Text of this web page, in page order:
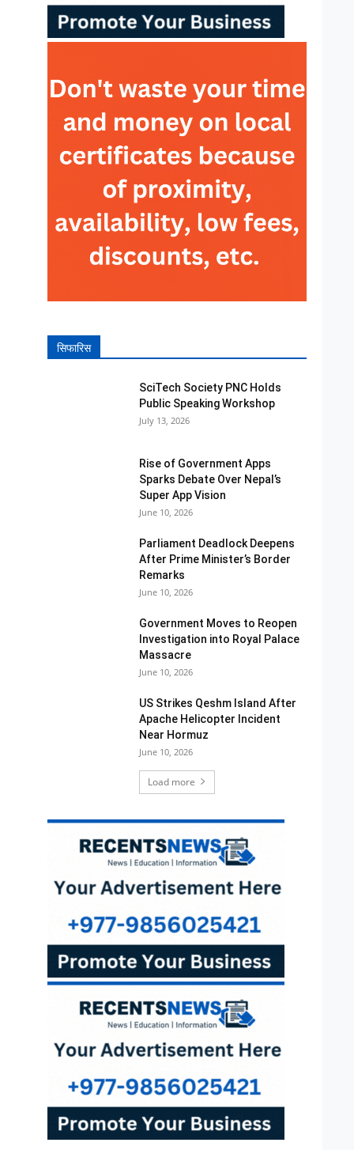
सिफारिस
SciTech Society PNC Holds
Public Speaking Workshop
July 13, 2026
Rise of Government Apps
Sparks Debate Over Nepal’s
Super App Vision
June 10, 2026
Parliament Deadlock Deepens
After Prime Minister’s Border
Remarks
June 10, 2026
Government Moves to Reopen
Investigation into Royal Palace
Massacre
June 10, 2026
US Strikes Qeshm Island After
Apache Helicopter Incident
Near Hormuz
June 10, 2026
Load more